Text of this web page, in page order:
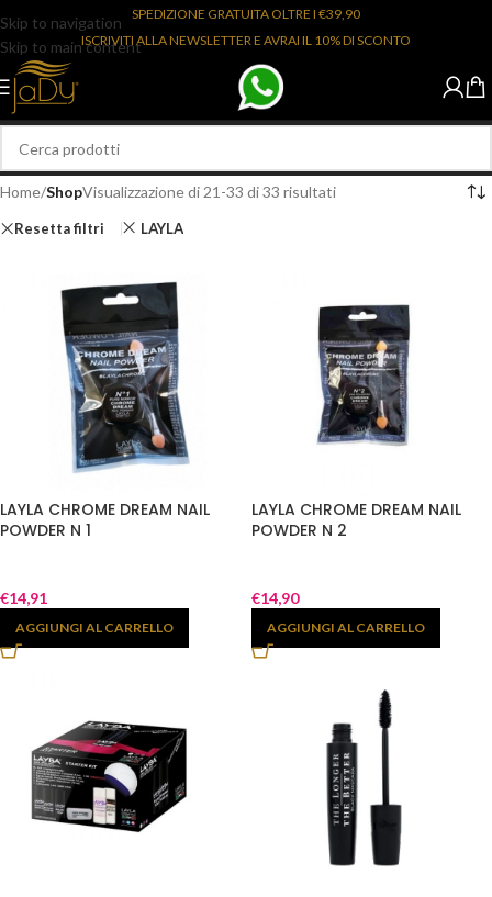
Skip to navigation
Skip to main content
SPEDIZIONE GRATUITA OLTRE I €39,90
ISCRIVITI ALLA NEWSLETTER E AVRAI IL 10% DI SCONTO
Home/ShopVisualizzazione di 21-33 di 33 risultati
Resetta filtri LAYLA
LAYLA CHROME DREAM NAIL
POWDER N 1
€14,91
AGGIUNGI AL CARRELLO
LAYLA CHROME DREAM NAIL
POWDER N 2
€14,90
AGGIUNGI AL CARRELLO